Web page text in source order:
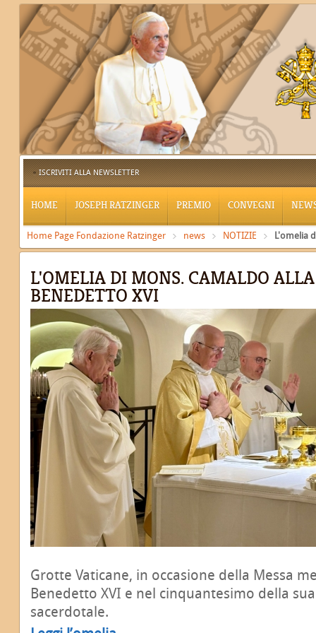
ISCRIVITI ALLA NEWSLETTER
HOME JOSEPH RATZINGER PREMIO CONVEGNI
Home Page Fondazione Ratzinger news NOTIZIE L'omelia
L'OMELIA DI MONS. CAMALDO
BENEDETTO XVI
Grotte Vaticane, in occasione della Messa
Benedetto XVI e nel cinquantesimo della
sacerdotale.